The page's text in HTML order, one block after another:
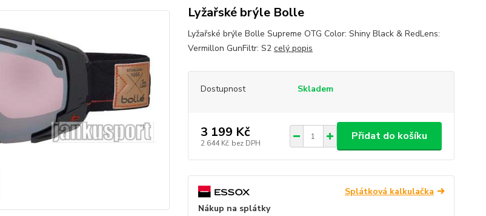
Lyžařské brýle Bolle
Lyžařské brýle Bolle Supreme OTG Color: Shiny Black & RedLens:
Vermillon GunFiltr: S2 celý popis
Dostupnost Skladem
3 199 Kč
2 644 Kč bez DPH
Přidat do košíku
Splátková kalkulačka
Nákup na splátky